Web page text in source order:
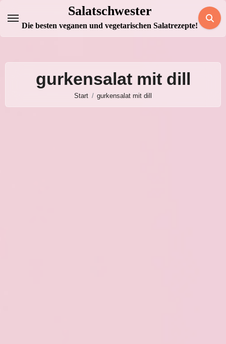
Inhalt
springen
Salatschwester
Die besten veganen und vegetarischen Salatrezepte!
gurkensalat mit dill
Start gurkensalat mit dill